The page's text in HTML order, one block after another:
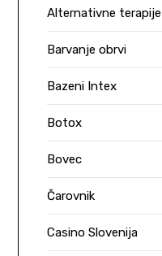
Alternativne terapije
Barvanje obrvi
Bazeni Intex
Botox
Bovec
Čarovnik
Casino Slovenija